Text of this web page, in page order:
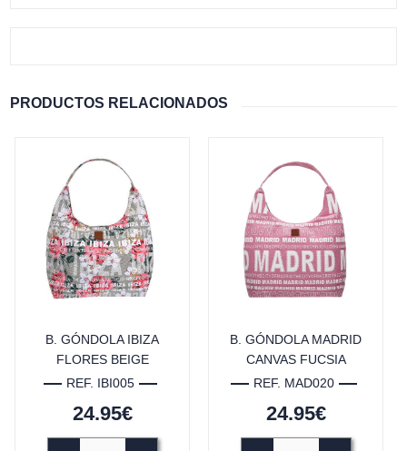
PRODUCTOS RELACIONADOS
B. GÓNDOLA IBIZA
FLORES BEIGE
REF. IBI005
24.95€
B. GÓNDOLA MADRID
CANVAS FUCSIA
REF. MAD020
24.95€